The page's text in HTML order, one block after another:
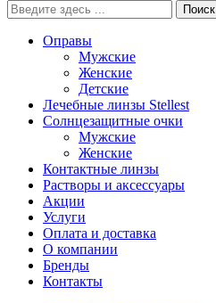
Поиск
Оправы
Мужские
Женские
Детские
Лечебные линзы Stellest
Солнцезащитные очки
Мужские
Женские
Контактные линзы
Растворы и аксессуары
Акции
Услуги
Оплата и доставка
О компании
Бренды
Контакты